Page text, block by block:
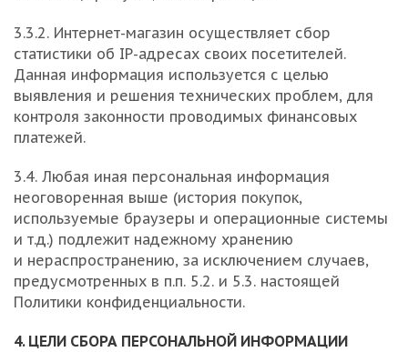
3.3.2. Интернет-магазин осуществляет сбор
статистики об IP-адресах своих посетителей.
Данная информация используется с целью
выявления и решения технических проблем, для
контроля законности проводимых финансовых
платежей.
3.4. Любая иная персональная информация
неоговоренная выше (история покупок,
используемые браузеры и операционные системы
и т.д.) подлежит надежному хранению
и нераспространению, за исключением случаев,
предусмотренных в п.п. 5.2. и 5.3. настоящей
Политики конфиденциальности.
4. ЦЕЛИ СБОРА ПЕРСОНАЛЬНОЙ ИНФОРМАЦИИ